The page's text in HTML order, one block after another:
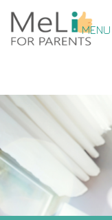
treści
MENU
Main